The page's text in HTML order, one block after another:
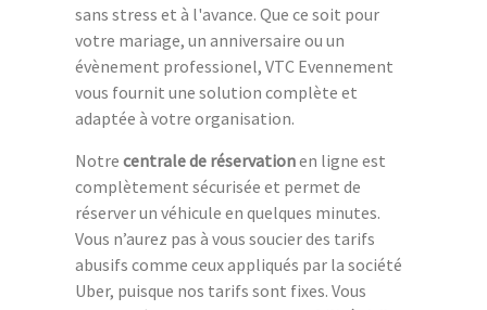
sans stress et à l'avance. Que ce soit pour
votre mariage, un anniversaire ou un
évènement professionel, VTC Evennement
vous fournit une solution complète et
adaptée à votre organisation.
Notre centrale de réservationen ligne est
complètement sécurisée et permet de
réserver un véhicule en quelques minutes.
Vous n’aurez pas à vous soucier des tarifs
abusifs comme ceux appliqués par la société
Uber, puisque nos tarifs sont fixes. Vous